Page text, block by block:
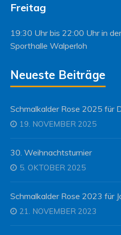
Freitag
19:30 Uhr bis 22:00 Uhr in der
Sporthalle Walperloh
Neueste Beiträge
Schmalkalder Rose 2025 für
19. NOVEMBER 2025
30. Weihnachtsturnier
5. OKTOBER 2025
Schmalkalder Rose 2023 für
21. NOVEMBER 2023